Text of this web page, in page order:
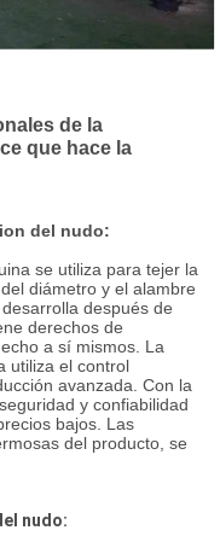
de la
que hace la
del nudo:
se utiliza para tejer la
diámetro y el alambre
después de
derechos de
a sí mismos. La
utiliza el control
avanzada. Con la
y confiabilidad
bajos. Las
del producto, se
nudo: